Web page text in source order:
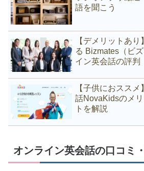
語を聞こう
【デメリットあ
る Bizmates（ビ
イン英会話の評判
【子供におスス
話NovaKidsのメ
トを解説
オンライン英会話の口コミ